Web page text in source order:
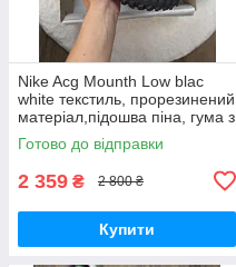
Nike Acg Mounth Low blac
white текстиль, прорезинений
матеріал,підошва піна, гума з
протектором
Готово до відправки
2 359 ₴ 2 800 ₴
Купити